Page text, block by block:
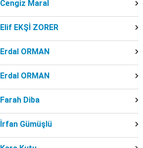
Cengiz Maral
Elif EKŞİ ZORER
Erdal ORMAN
Erdal ORMAN
Farah Diba
İrfan Gümüşlü